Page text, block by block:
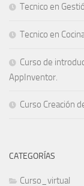
Tecnico en
Tecnico en
Curso de
AppInventor.
Curso Creación
CATEGORÍAS
Curso_virtual